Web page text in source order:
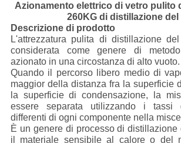
Azionamento elettrico di vetro pulito
260KG di distillazione del
Descrizione di prodotto
L'attrezzatura pulita di distillazione
considerata come genere di
azionato in una circostanza di alto vuoto.
Quando il percorso libero medio di
maggior della distanza fra la superficie
la superficie di condensazione, la
essere separata utilizzando i tassi
differenti di ogni componente nella
È un genere di processo di
il materiale sensibile al calore o del